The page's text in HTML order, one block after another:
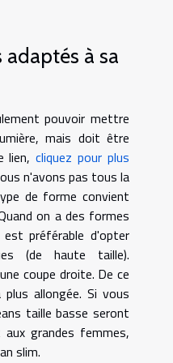
adaptés à sa
pouvoir mettre
mais doit être
lien,cliquez pour plus
n'avons pas tous la
de forme convient
on a des formes
préférable d'opter
(de haute taille).
coupe droite. De ce
allongée. Si vous
taille basse seront
grandes femmes,
slim.